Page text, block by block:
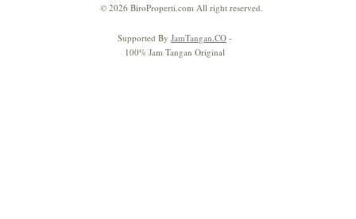
© 2026 BiroProperti.com All right reserved.
Supported By JamTangan.CO -
100% Jam Tangan Original